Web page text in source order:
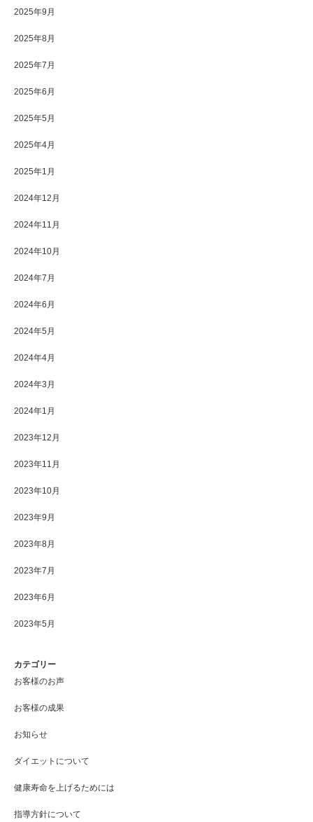
2025年9月
2025年8月
2025年7月
2025年6月
2025年5月
2025年4月
2025年1月
2024年12月
2024年11月
2024年10月
2024年7月
2024年6月
2024年5月
2024年4月
2024年3月
2024年1月
2023年12月
2023年11月
2023年10月
2023年9月
2023年8月
2023年7月
2023年6月
2023年5月
カテゴリー
お客様のお声
お客様の成果
お知らせ
ダイエットについて
健康寿命を上げるためには
指導方針について